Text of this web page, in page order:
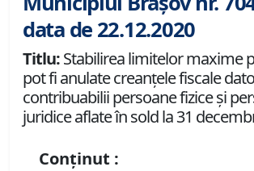
data de 22.12.2020
Titlu:Stabilirea limitelor maxime
pot fi anulate creanţele fiscale
contribuabilii persoane fizice și
juridice aflate în sold la 31
Conținut :